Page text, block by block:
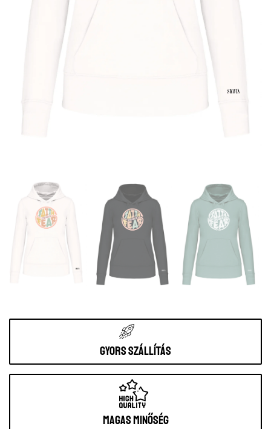
Gyors szállítás
Magas minőség